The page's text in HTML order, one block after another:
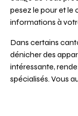
pesez le pour et le
informations à
Dans certains
dénicher des
intéressante,
spécialisés. Vous